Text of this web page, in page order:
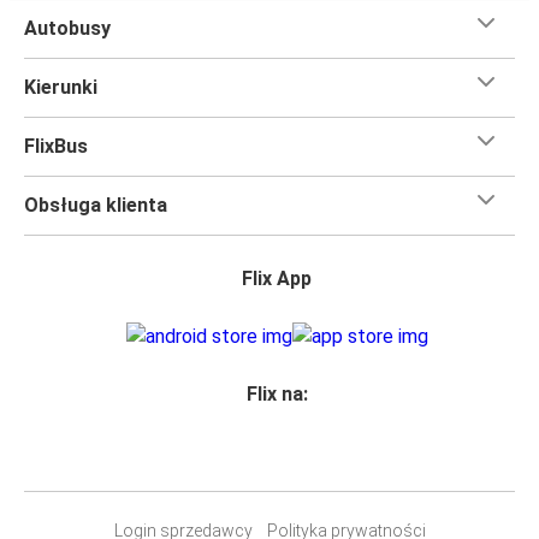
Podróż na trasie Brodnica - Grudziądz na pokładzie
FlixBusa oznacza wygodną podróż w wielkim stylu, z
udogodnieniami
, więc
nawet jeśli wybierasz się w długą podróż, nie musisz się
Wszyscy podróżujący z biletamimają zagwarantowane
wybrać specjalne miejsce, możesz zrobić to podczas
miejsce ze stolikiem, panoramę lub dodatkowe, puste
Autobusy
Kierunki
FlixBus
Obsługa klienta
Flix App
Flix na:
Login sprzedawcy Polityka prywatności